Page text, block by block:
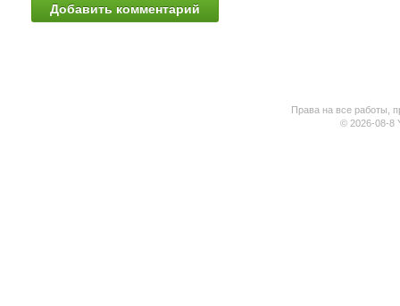
Права на все работы,
© 2026-08-8